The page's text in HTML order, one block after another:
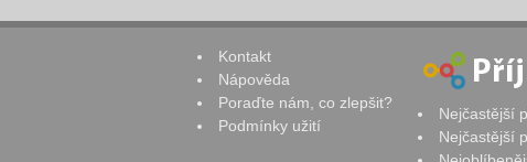
Kontakt
Nápověda
Poraďte nám, co zlepšit?
Podmínky užití
Nejčastější
Nejčastější